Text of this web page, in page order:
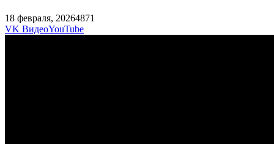
18 февраля, 20264871
VK ВидеоYouTube